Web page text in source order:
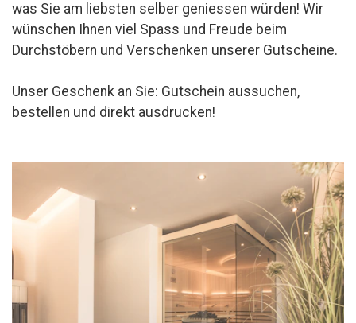
was Sie am liebsten selber geniessen würden! Wir
wünschen Ihnen viel Spass und Freude beim
Durchstöbern und Verschenken unserer Gutscheine.
Unser Geschenk an Sie: Gutschein aussuchen,
bestellen und direkt ausdrucken!